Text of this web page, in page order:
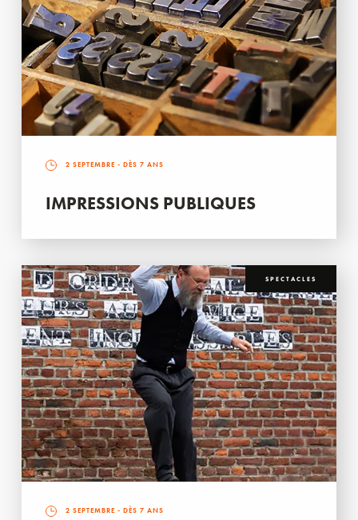
2 SEPTEMBRE - DÈS 7 ANS
IMPRESSIONS PUBLIQUES
SPECTACLES
2 SEPTEMBRE - DÈS 7 ANS